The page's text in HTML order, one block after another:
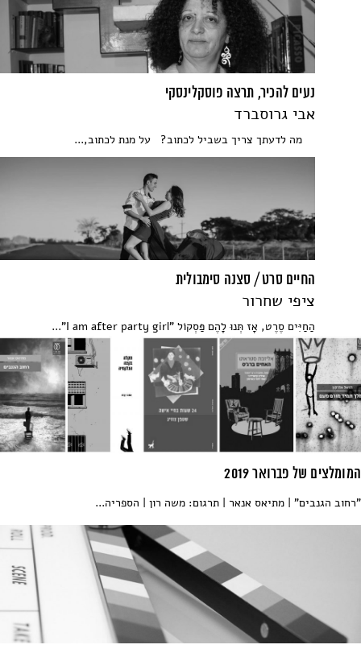
נעים להכיר, תרצה פוסקלינסקי
אבי גרוסברד
מה לדעתך צריך בשביל לכתוב? על מנת לכתוב,...
החיים סרט / סצנה סימבולית
ציפי שחרור
הַחַיִּים סֶרֶט, אָז תְּנוּ לָהֶם פַּסְקוֹל "I am after party girl"...
המומלצים של פברואר 2019
"רחוב הגנבים" | מתיאס אנאר | תרגום: משה רון | הספריה...